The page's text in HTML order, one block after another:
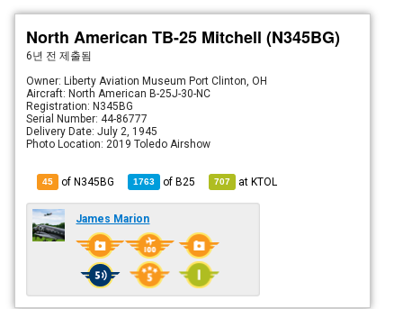
North American TB-25 Mitchell (N345BG)
6년 전 제출됨
Owner: Liberty Aviation Museum Port Clinton, OH
Aircraft: North American B-25J-30-NC
Registration: N345BG
Serial Number: 44-86777
Delivery Date: July 2, 1945
Photo Location: 2019 Toledo Airshow
45 of N345BG 1763 ofB25 707 atKTOL
James Marion